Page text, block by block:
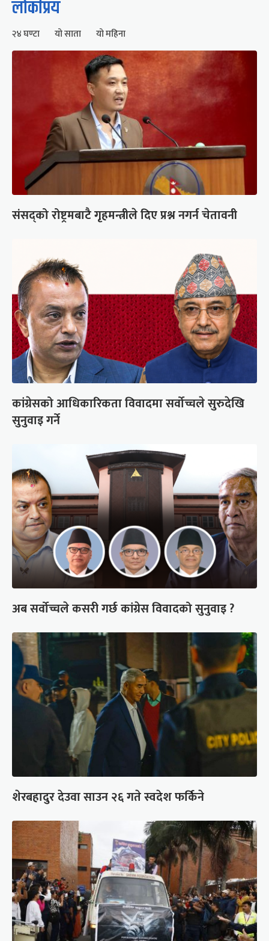
लोकप्रिय
२४ घण्टा यो साता यो महिना
संसद्को रोष्ट्रमबाटै गृहमन्त्रीले दिए प्रश्न नगर्न चेतावनी
कांग्रेसको आधिकारिकता विवादमा सर्वोच्चले सुरुदेखि
सुनुवाइ गर्ने
अब सर्वोच्चले कसरी गर्छ कांग्रेस विवादको सुनुवाइ ?
शेरबहादुर देउवा साउन २६ गते स्वदेश फर्किने